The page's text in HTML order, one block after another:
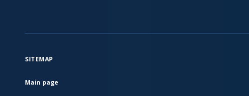
SITEMAP
Main page